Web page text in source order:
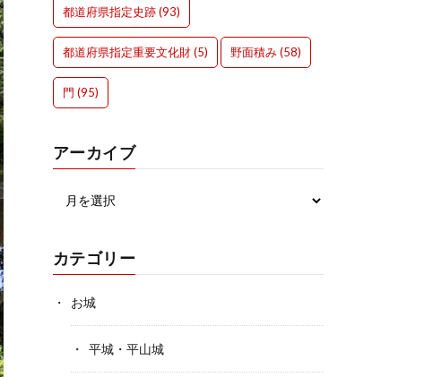
都道府県指定史跡(93)
都道府県指定重要文化財(5) 野面積み(58)
門 (95)
アーカイブ
カテゴリー
お城
平城・平山城